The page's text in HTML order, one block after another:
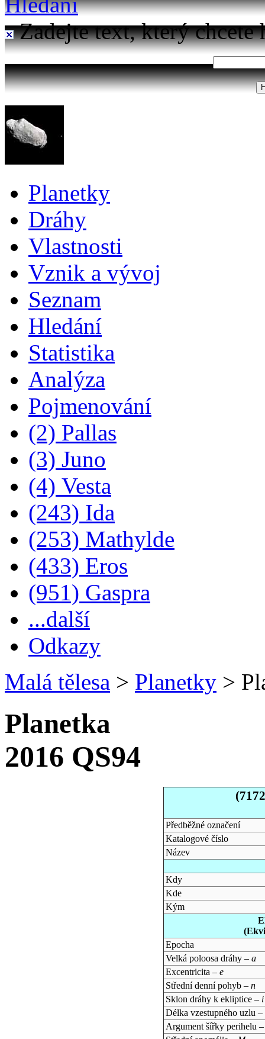
Zadejte text, který chcete
Planetky
Dráhy
Vlastnosti
Vznik a vývoj
Seznam
Hledání
Statistika
Analýza
Pojmenování
(2) Pallas
(3) Juno
(4) Vesta
(243) Ida
(253) Mathylde
(433) Eros
(951) Gaspra
...další
Odkazy
Malá tělesa > Planetky >
Planetka
2016 QS94
Předběžné označení
Katalogové číslo
Název
Kdy
Kde
Kým
Epocha
Velká poloosa dráhy – a
Excentricita – e
Střední denní pohyb – n
Sklon dráhy k ekliptice – i
Délka vzestupného uzlu –
Argument šířky perihelu